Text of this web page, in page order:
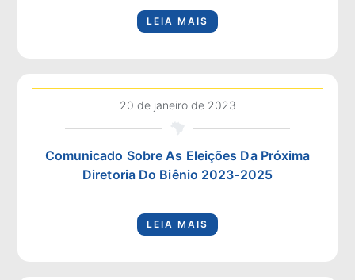
LEIA MAIS
20 de janeiro de 2023
Comunicado Sobre As Eleições Da Próxima
Diretoria Do Biênio 2023-2025
LEIA MAIS